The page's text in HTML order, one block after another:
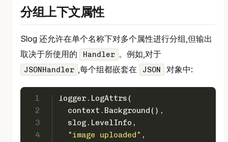
分组上下文属性
Slog 还允许在单个名称下对多个属性进行分组,但输出
取决于所使用的
Handler 。例如,对于
JSONHandler ,每个组都嵌套在 JSON 对象中:
1
2
3
4
logger.LogAttrs(
  context.Background(),
  slog.LevelInfo,
"image uploaded" ,